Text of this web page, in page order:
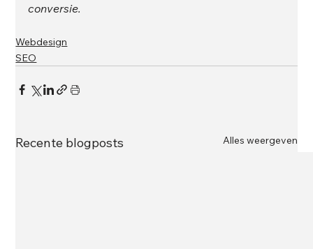
conversie.
Webdesign
SEO
Recente blogposts Alles weergeven